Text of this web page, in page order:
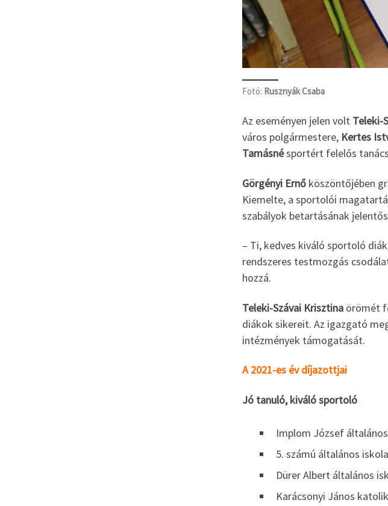
Fotó: Rusznyák Csaba
Az eseményen jelen volt Teleki-
város polgármestere, Kertes
Tamásnésportért felelős
Görgényi Ernő köszöntőjében
Kiemelte, a sportolói
szabályok betartásának
– Ti, kedves kiváló sportoló
rendszeres testmozgás
hozzá.
Teleki-Szávai Krisztina örömét
diákok sikereit. Az igazgató
intézmények támogatását.
A 2021-es év díjazottjai
Jó tanuló, kiváló sportoló
Implom József
5. számú általános
Dürer Albert általános
Karácsonyi János